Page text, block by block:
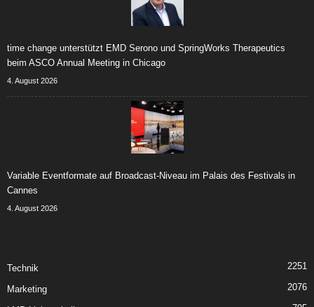
time change unterstützt EMD Serono und SpringWorks Therapeutics
beim ASCO Annual Meeting in Chicago
4. August 2026
Variable Eventformate auf Broadcast-Niveau im Palais des Festivals in
Cannes
4. August 2026
Technik 2251
Marketing 2076